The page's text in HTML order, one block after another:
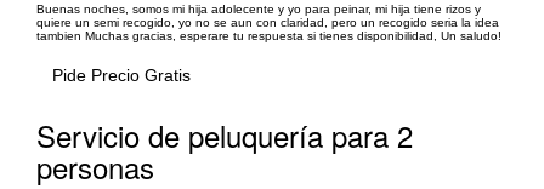
Buenas noches, somos mi hija adolecente y yo para peinar, mi hija tiene rizos y
quiere un semi recogido, yo no se aun con claridad, pero un recogido seria la idea
tambien Muchas gracias, esperare tu respuesta si tienes disponibilidad, Un saludo!
Pide Precio Gratis
Servicio de peluquería para 2
personas